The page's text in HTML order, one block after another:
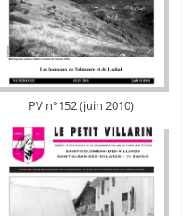
PV n°152 (juin 2010)